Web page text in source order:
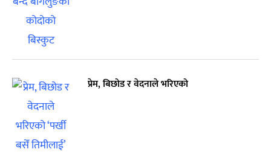
प्रेम, बिछोड र वेदनाले भरिएको